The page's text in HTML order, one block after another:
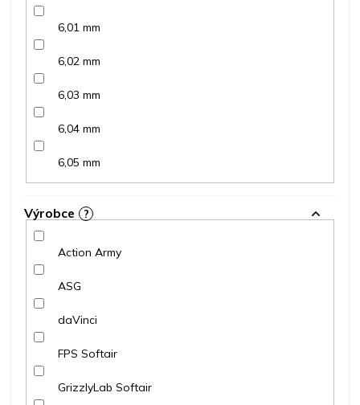
6,01 mm
6,02 mm
6,03 mm
6,04 mm
6,05 mm
Výrobce ?
Action Army
ASG
daVinci
FPS Softair
GrizzlyLab Softair